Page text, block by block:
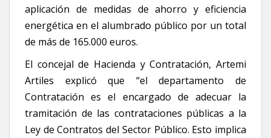
aplicación de medidas de ahorro y eficiencia
energética en el alumbrado público por un total
de más de 165.000 euros.
El concejal de Hacienda y Contratación, Artemi
Artiles explicó que “el departamento de
Contratación es el encargado de adecuar la
tramitación de las contrataciones públicas a la
Ley de Contratos del Sector Público. Esto implica